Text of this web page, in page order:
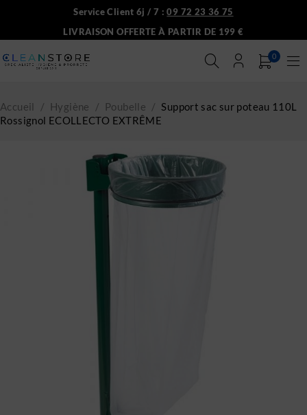
Service Client 6j / 7 :09 72 23 36 75
LIVRAISON OFFERTE À PARTIR DE 199 €
0
Accueil / Hygiène / Poubelle / Support sac sur poteau 110L
Rossignol ECOLLECTO EXTRÊME